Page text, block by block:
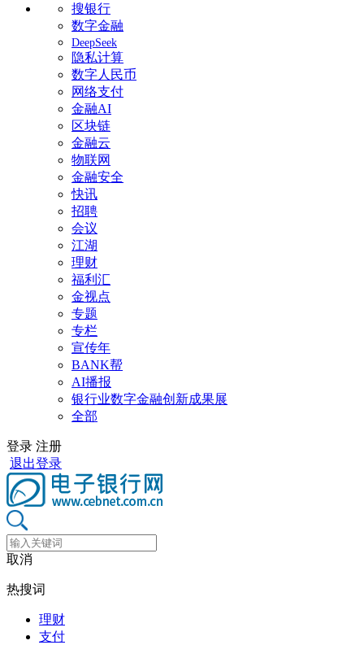
搜银行
数字金融
DeepSeek
隐私计算
数字人民币
网络支付
金融AI
区块链
金融云
物联网
金融安全
快讯
招聘
会议
江湖
理财
福利汇
金视点
专题
专栏
宣传年
BANK帮
AI播报
银行业数字金融创新成果展
全部
登录 注册
退出登录
取消
热搜词
理财
支付